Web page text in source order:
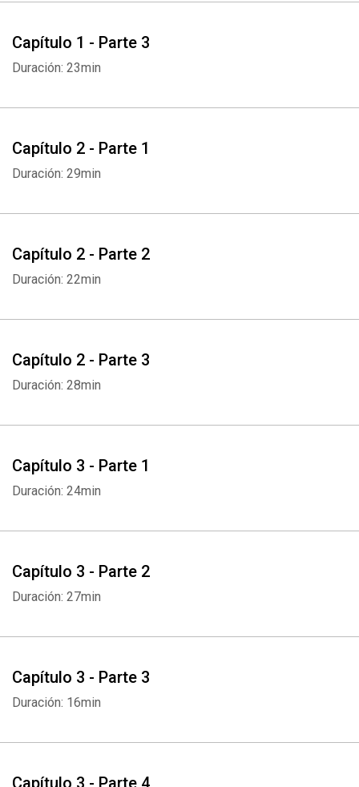
Capítulo 1 - Parte 3
Duración: 23min
Capítulo 2 - Parte 1
Duración: 29min
Capítulo 2 - Parte 2
Duración: 22min
Capítulo 2 - Parte 3
Duración: 28min
Capítulo 3 - Parte 1
Duración: 24min
Capítulo 3 - Parte 2
Duración: 27min
Capítulo 3 - Parte 3
Duración: 16min
Capítulo 3 - Parte 4